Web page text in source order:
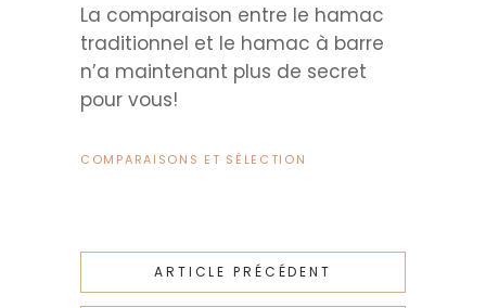
La comparaison entre le hamac
traditionnel et le hamac à barre
n’a maintenant plus de secret
pour vous!
COMPARAISONS ET SÉLECTION
ARTICLE PRÉCÉDENT